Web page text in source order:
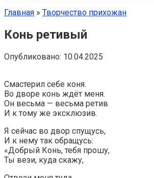
Главная » Творчество прихожан
Конь ретивый
Опубликовано: 10.04.2025
Смастерил себе коня.
Во дворе конь ждёт меня.
Он весьма — весьма ретив
И к тому же эксклюзив.
Я сейчас во двор спущусь,
И к нему так обращусь:
«Добрый Конь, тебя прошу,
Ты вези, куда скажу,